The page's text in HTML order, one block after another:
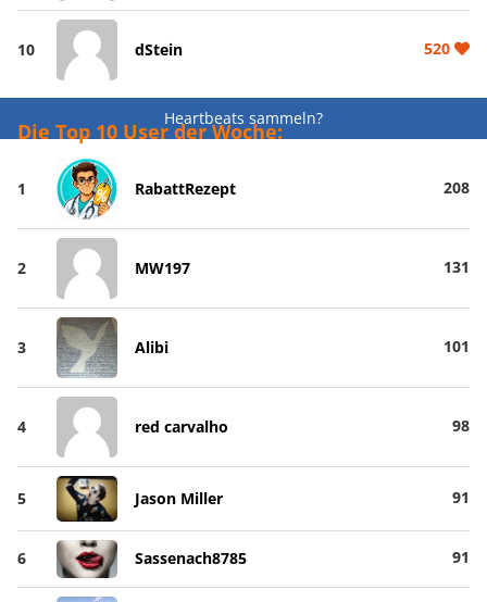
10 dStein 520
Heartbeats sammeln?
Die Top 10 User der Woche:
1 RabattRezept 208
2 MW197 131
3 Alibi 101
4 red carvalho 98
5 Jason Miller 91
6 Sassenach8785 91